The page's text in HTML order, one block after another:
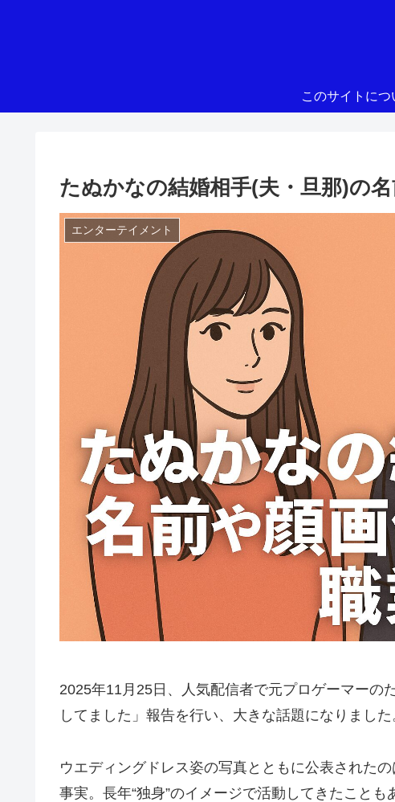
このサイトにつ
たぬかなの結婚相手(夫・旦那)の
エンターテイメント
2025年11月25日、人気配信者で元プロゲーマーの
してました」報告を行い、大きな話題になりました
ウエディングドレス姿の写真とともに公表された
事実。長年“独身”のイメージで活動してきたことも